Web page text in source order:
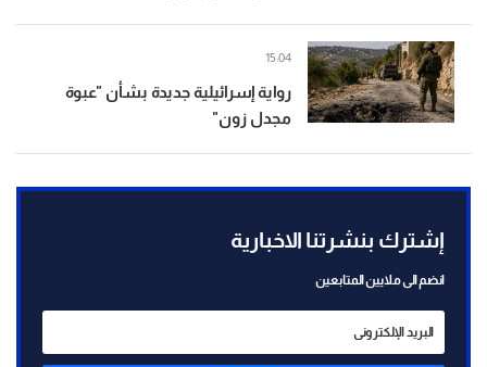
رواية إسرائيلية جديدة بشأن "عبوة
مجدل زون"
15:04
إشترك بنشرتنا الاخبارية
انضم الى ملايين المتابعين